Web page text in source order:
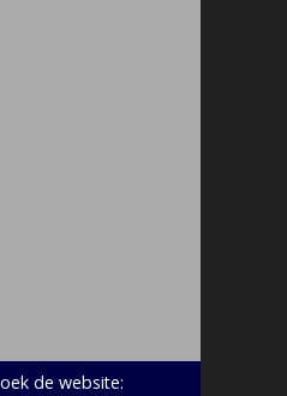
de website: